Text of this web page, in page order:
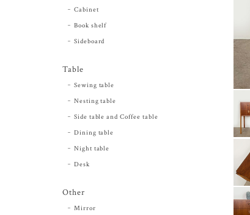
Cabinet
Book shelf
Sideboard
Table
Sewing table
Nesting table
Side table and Coffee table
Dining table
Night table
Desk
Other
Mirror